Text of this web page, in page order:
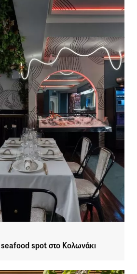
spot στο Κολωνάκι